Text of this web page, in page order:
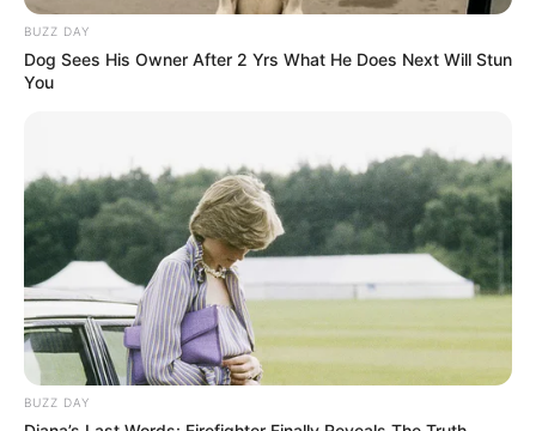
BUZZ DAY
Dog Sees His Owner After 2 Yrs What He Does Next Will Stun
You
BUZZ DAY